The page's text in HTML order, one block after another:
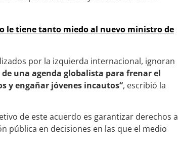
le tiene tanto miedo al nuevo ministro de
por la izquierda internacional, ignoran
de una agenda globalista para frenar el
y engañar jóvenes incautos“, escribió la
de este acuerdo es garantizar derechos a
pública en decisiones en las que el medio